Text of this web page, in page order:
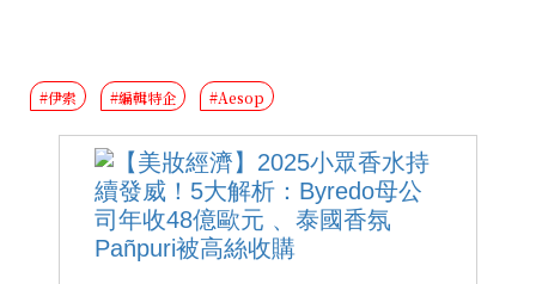
#伊索 #編輯特企 #Aesop